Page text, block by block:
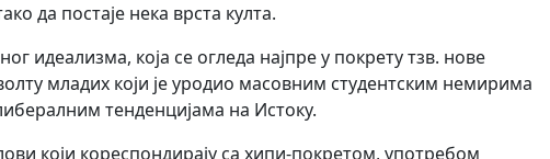
да постаје нека врста култа.
идеализма, која се огледа најпре у покрету тзв. нове
младих који је уродио масовним студентским немирима
тенденцијама на Истоку.
који кореспондирају са хипи-покретом, употребом